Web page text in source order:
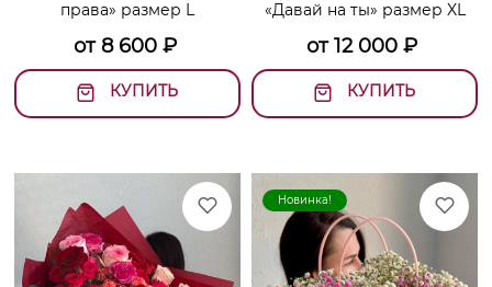
права» размер L
от8 600₽
КУПИТЬ
«Давай на ты» размер XL
от12 000 ₽
КУПИТЬ
Новинка!